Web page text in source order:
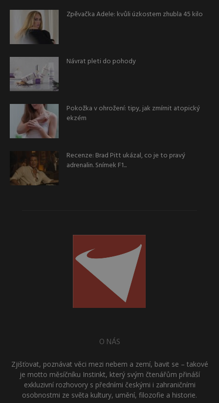
Zpěvačka Adele: kvůli úzkostem zhubla 45 kilo
Návrat pleti do pohody
Pokožka v ohrožení: tipy, jak zmírnit atopický
ekzém
Recenze: Brad Pitt ukázal, co je to pravý
adrenalin. Snímek F1...
O NÁS
Zjišťovat, poznávat věci mezi nebem a zemí, bavit se – takové
je motto měsíčníku Instinkt, který svým čtenářům přináší
exkluzivní rozhovory s předními českými i zahraničními
osobnostmi ze světa kultury, umění, filozofie a historie.